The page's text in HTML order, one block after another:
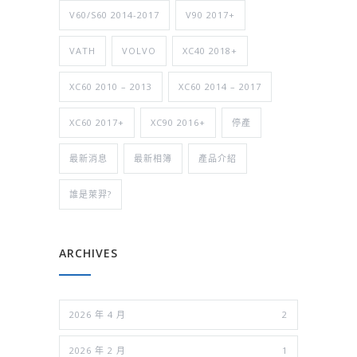
V60/S60 2014-2017 V90 2017+
VATH VOLVO XC40 2018+
XC60 2010 – 2013 XC60 2014 – 2017
XC60 2017+ XC90 2016+ 停產
最新消息 最新相簿 產品介紹
誰是萊羿?
ARCHIVES
2026 年 4 月 2
2026 年 2 月 1